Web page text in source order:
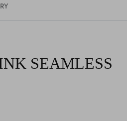
SEAMLESS